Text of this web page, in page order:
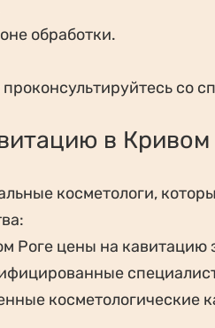
обработки.
со
в Кривом
косметологи,
Роге цены на
косметологические